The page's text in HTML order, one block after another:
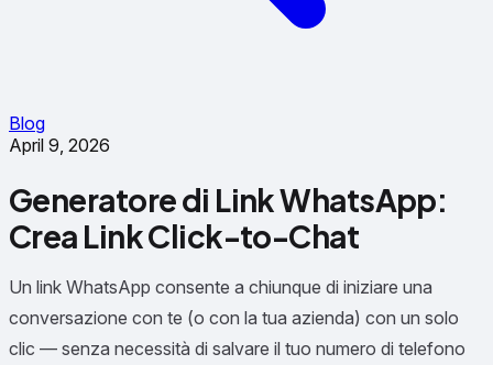
Blog
April 9, 2026
Generatore di Link WhatsApp:
Crea Link Click-to-Chat
Un link WhatsApp consente a chiunque di iniziare una
conversazione con te (o con la tua azienda) con un solo
clic — senza necessità di salvare il tuo numero di telefono